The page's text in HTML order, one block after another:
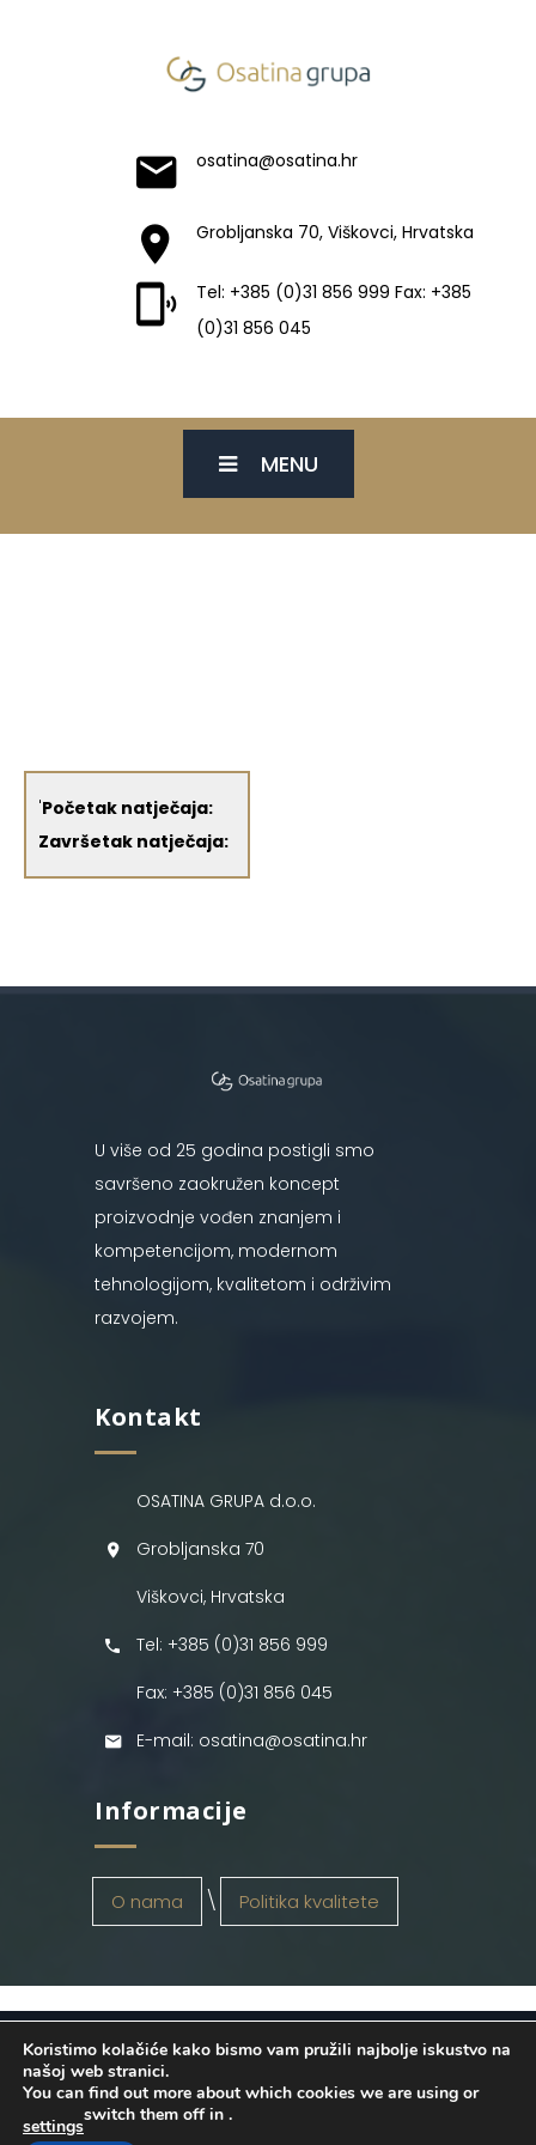
osatina@osatina.hr
Grobljanska 70, Viškovci, Hrvatska
Tel: +385 (0)31 856 999 Fax: +385
(0)31 856 045
MENU
'Početak natječaja:
Završetak natječaja:
U više od 25 godina postigli smo
savršeno zaokružen koncept
proizvodnje vođen znanjem i
kompetencijom, modernom
tehnologijom, kvalitetom i održivim
razvojem.
Kontakt
OSATINA GRUPA d.o.o.
Grobljanska 70
Viškovci, Hrvatska
Tel: +385 (0)31 856 999
Fax: +385 (0)31 856 045
E-mail: osatina@osatina.hr
Informacije
O nama Politika kvalitete
OSATINA GRUPA d.o.o. 2026
. Configured
byINFOS Osijek. Sva prava pridržana.
Koristimo kolačiće kako bismo vam pružili najbolje iskustvo na
našoj web stranici.
You can find out more about which cookies we are using or
switch them off in
settings
.